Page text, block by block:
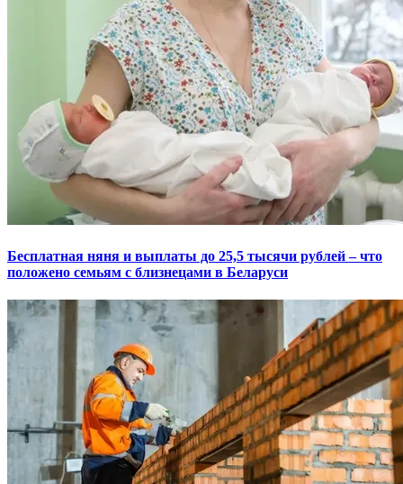
Бесплатная няня и выплаты до 25,5 тысячи рублей – что
положено семьям с близнецами в Беларуси